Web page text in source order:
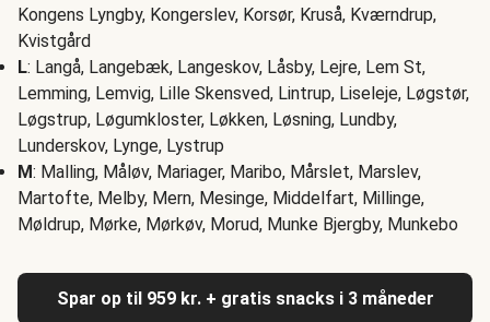
Kongens Lyngby, Kongerslev, Korsør, Kruså, Kværndrup,
Kvistgård
L: Langå, Langebæk, Langeskov, Låsby, Lejre, Lem St,
Lemming, Lemvig, Lille Skensved, Lintrup, Liseleje, Løgstør,
Løgstrup, Løgumkloster, Løkken, Løsning, Lundby,
Lunderskov, Lynge, Lystrup
M: Malling, Måløv, Mariager, Maribo, Mårslet, Marslev,
Martofte, Melby, Mern, Mesinge, Middelfart, Millinge,
Møldrup, Mørke, Mørkøv, Morud, Munke Bjergby, Munkebo
Spar op til 959 kr. + gratis snacks i 3 måneder